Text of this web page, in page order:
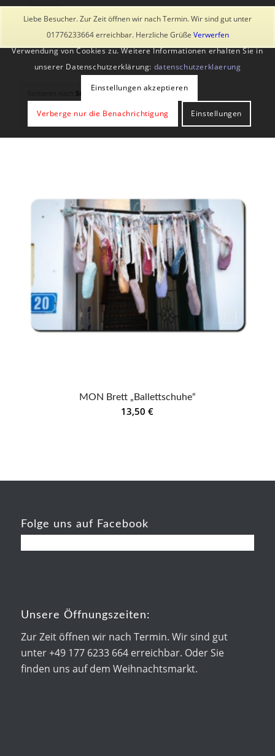
Liebe Besucher. Zur Zeit öffnen wir nach Termin. Wir sind gut unter
01776233664 erreichbar. Herzliche Grüße Verwerfen
Standard
Zeige-1 Produkte pro Seite
MON Brett „Ballettschuhe“
13,50€
Folge uns auf Facebook
Unsere Öffnungszeiten:
Zur Zeit öffnen wir nach Termin. Wir sind gut
unter +49 177 6233 664 erreichbar. Oder Sie
finden uns auf dem Weihnachtsmarkt.
Diese Seite verwendet Cookies und ähnliche Technologien, auch
von Drittanbietern. Mit der Weiternutzung der Seite stimmst du der
Verwendung von Cookies zu. Weitere Informationen erhalten Sie in
unserer Datenschutzerklärung: datenschutzerklaerung
Einstellungen akzeptieren
Verberge nur die Benachrichtigung Einstellungen